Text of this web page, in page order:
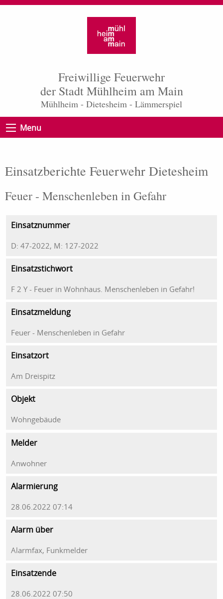
Freiwillige Feuerwehr
der Stadt Mühlheim am Main
Mühlheim - Dietesheim - Lämmerspiel
Menu
Einsatzberichte Feuerwehr Dietesheim
Feuer - Menschenleben in Gefahr
Einsatznummer
D: 47-2022, M: 127-2022
Einsatzstichwort
F 2 Y - Feuer in Wohnhaus. Menschenleben in Gefahr!
Einsatzmeldung
Feuer - Menschenleben in Gefahr
Einsatzort
Am Dreispitz
Objekt
Wohngebäude
Melder
Anwohner
Alarmierung
28.06.2022 07:14
Alarm über
Alarmfax, Funkmelder
Einsatzende
28.06.2022 07:50